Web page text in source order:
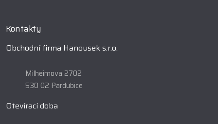
Kontakty
Obchodní firma Hanousek s.r.o.
Milheimova 2702
530 02 Pardubice
Otevírací doba